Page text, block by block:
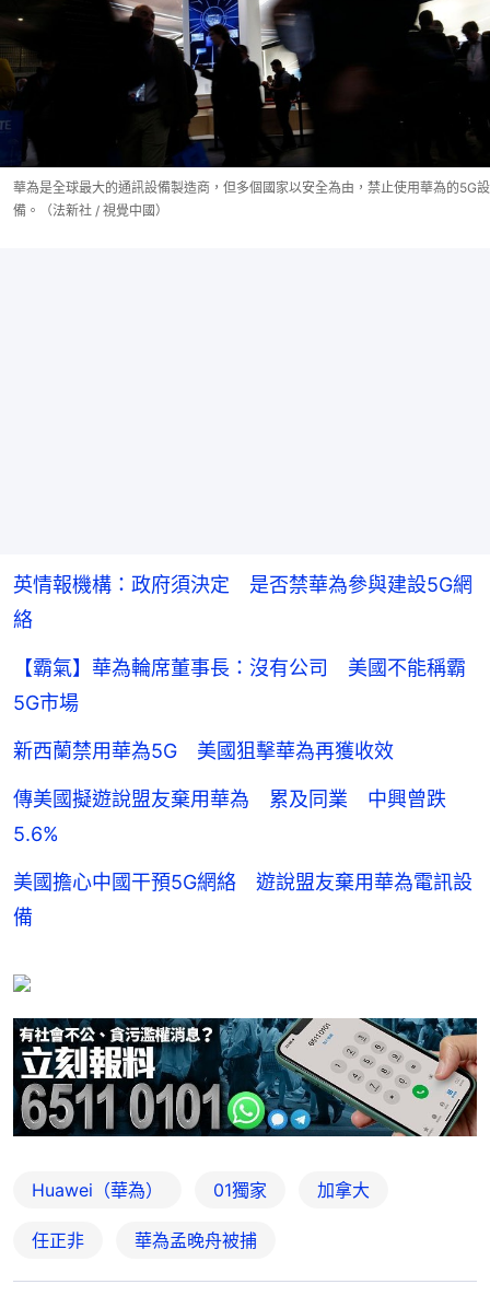
華為是全球最大的通訊設備製造商，但多個國家以安全為由，禁止使用華為的5G設
備。（法新社 / 視覺中國）
英情報機構：政府須決定 是否禁華為參與建設5G網
絡
【霸氣】華為輪席董事長：沒有公司 美國不能稱霸
5G市場
新西蘭禁用華為5G 美國狙擊華為再獲收效
傳美國擬遊說盟友棄用華為 累及同業 中興曾跌
5.6%
美國擔心中國干預5G網絡 遊說盟友棄用華為電訊設
備
Huawei（華為） 01獨家 加拿大
任正非 華為孟晚舟被捕